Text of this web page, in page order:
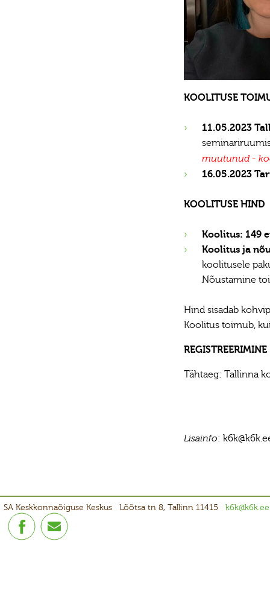
KOOLITUSE
11.05.2023
muutunud -
16.05.2023
KOOLITUSE HIND
Koolitus: 149
Koolitus ja
koolitusele
Nõustamine
Hind sisadab
Koolitus toimub,
REGISTREERIMINE
Tähtaeg: Tallinna
Lisainfo:
SA Keskkonnaõiguse Keskus Lõõtsa tn 8, Tallinn 11415 k6k@k6k.ee